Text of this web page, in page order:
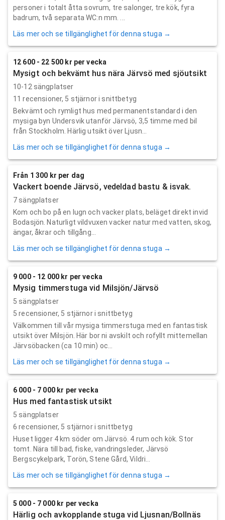
personer i totalt åtta sovrum, tre salonger, tre kök, fyra
badrum, två separata WC:n mm. ...
Läs mer och se tillgänglighet för denna stuga →
12 600 - 22 500 kr per vecka
Mysigt och bekvämt hus nära Järvsö med sjöutsikt
10-12 sängplatser
11 recensioner, 5 stjärnor i snittbetyg
Bekvämt och rymligt hus med permanentstandard i den
mysiga byn Undersvik utanför Järvsö, 3,5 timme med bil
från Stockholm. Härlig utsikt över Ljusn...
Läs mer och se tillgänglighet för denna stuga →
Från 1 300 kr per dag
Vackert boende Järvsö, vedeldad bastu & isvak.
7 sängplatser
Kom och bo på en lugn och vacker plats, beläget direkt invid
Bodasjön. Naturligt vildvuxen vacker natur med vatten, skog,
ängar, åkrar och tillgång...
Läs mer och se tillgänglighet för denna stuga →
9 000 - 12 000 kr per vecka
Mysig timmerstuga vid Milsjön/Järvsö
5 sängplatser
5 recensioner, 5 stjärnor i snittbetyg
Välkommen till vår mysiga timmerstuga med en fantastisk
utsikt över Milsjön. Här bor ni avskilt och rofyllt mittemellan
Järvsöbacken (ca 10 min) oc...
Läs mer och se tillgänglighet för denna stuga →
6 000 - 7 000 kr per vecka
Hus med fantastisk utsikt
5 sängplatser
6 recensioner, 5 stjärnor i snittbetyg
Huset ligger 4 km söder om Järvsö. 4 rum och kök. Stor
tomt. Nära till bad, fiske, vandringsleder, Järvsö
Bergscykelpark, Torön, Stene Gård, Vildri...
Läs mer och se tillgänglighet för denna stuga →
5 000 - 7 000 kr per vecka
Härlig och avkopplande stuga vid Ljusnan/Bollnäs